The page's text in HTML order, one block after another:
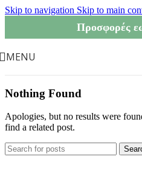
Skip to navigation Skip to main
Προσφορές
MENU
Nothing Found
Apologies, but no results were
find a related post.